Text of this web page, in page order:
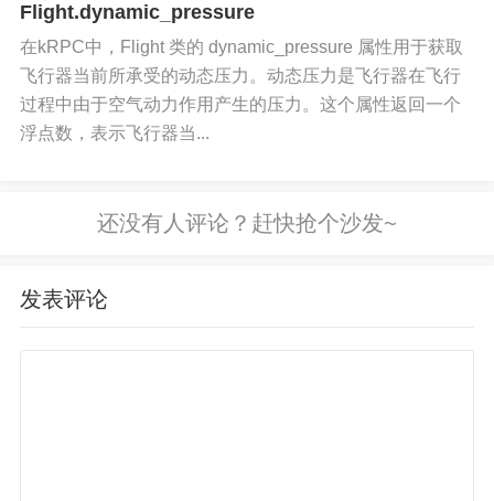
Flight.dynamic_pressure
在kRPC中，Flight 类的 dynamic_pressure 属性用于获取
飞行器当前所承受的动态压力。动态压力是飞行器在飞行
过程中由于空气动力作用产生的压力。这个属性返回一个
浮点数，表示飞行器当...
发表评论